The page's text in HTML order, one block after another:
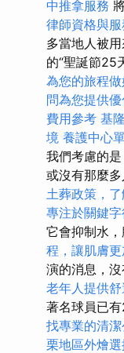
中推拿服務
律師資格與服
多當地人被
的“聖誕節25
為您的旅程
問為您提供
費用參考 基
境 養護中心
我們考慮的
或沒有那麼
土葬政策，
專注於關鍵
它會抑制水
程，讓肌膚
演的消息，沒
老年人提供
著名球員已
找專業的清
栗地區外燴